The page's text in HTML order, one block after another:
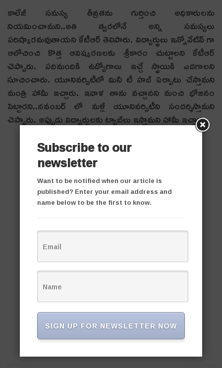
కాలేజీ సమస్య తీవ్రతను గుర్తించి అధికారులను
నియమించామని..అతి త్వరలోనే అన్ని సమస్యలు
పరిష్కారమవుతాయని కేటీఆర్ తెలిపారు. విద్యార్థులు ఇన్నోవేటివ్ గా
ఆలోచించి కొత్త ఆవిష్కరణలకు శ్రీకారం చుట్టాలని కేటీఆర్
చెప్పారు. పదిమందికి ఉద్యోగాలు ఇచ్చే స్థాయికి ఎదగాలని
సూచించారు. యూనివర్సిటీలో మినీ టీ హబ్ ఏర్పాటు చేస్తామని
మంత్రి హామీ ఇచ్చారు. ఇవాళ తాను వచ్చానని మంచి భోజనం
పెట్టారని..నవంబర్ లో మళ్లీ యూనివర్సిటీని సందర్శిస్తామని
చెప్పారు. అప్పుడు విద్యార్థుల‌కు ట్యాబ్‌లు ఇస్తామ‌ని హామీ ఇచ్చారు.
Subscribe to our
newsletter
Want to be notified when our article is
published? Enter your email address and
name below to be the first to know.
SIGN UP FOR NEWSLETTER NOW